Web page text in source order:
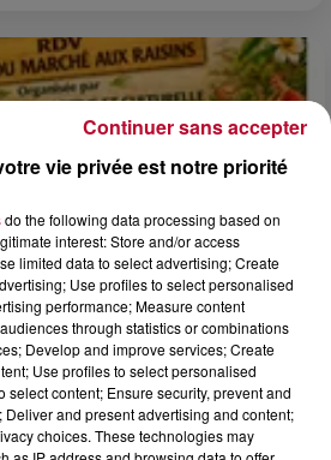
À VILLEVEYRAC
vie privée est notre priorité
do the following data processing based on
interest: Store and/or access
limited data to select advertising; Create
Use profiles to select personalised
performance; Measure content
through statistics or combinations
Develop and improve services; Create
Use profiles to select personalised
select content; Ensure security, prevent and
Deliver and present advertising and content;
choices. These technologies may
Continuer sans accepter